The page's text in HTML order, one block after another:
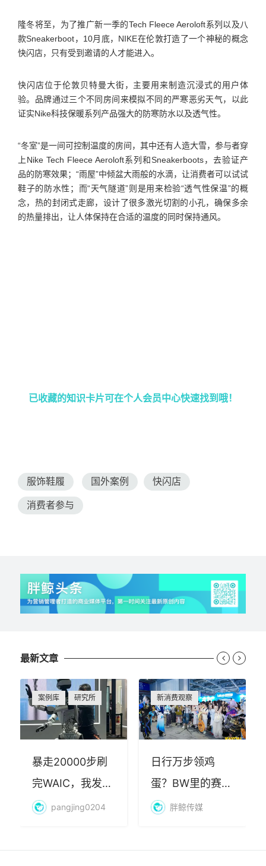
隆冬将至，为了推广新一季的Tech Fleece Aeroloft系列以及八
款Sneakerboot，10月底，NIKE在伦敦打造了一个神秘的概念
快闪店，只有受到邀请的人才能进入。
快闪店位于伦敦贝特曼大街，主要用来制造沉浸式的用户体
验。品牌通过三个不同房间来模拟不同的严寒恶劣天气，以此
证实Nike科技保暖系列产品强大的防寒防水以及透气性。
“冬室”是一间可控制温度的房间，其中还有人造大雪，参与者穿
上Nike Tech Fleece Aeroloft系列 和Sneakerboots，去验证产
品的防寒效果；“雨屋”中倾盆大雨般的水滴，让消费者可以试试
鞋子的防水性；而“天气隧道”则是用来检验“透气性保温”的概
念，热的封闭式走廊，设计了很多激光切割的小孔，确保多余
的热量排出，让人体保持在合适的温度的同时保持通风。
已收藏的知识卡片可在个人会员中心快速找到哦！
服饰鞋履 国外案例 快闪店
消费者参与
最新文章
案例库 研究所
暴走20000步刷
完WAIC，我发现
AI最赚钱的不是
pangjing0204
新消费观察
日行万步领鸡
蛋？BW里的赛博
朝圣，藏着品牌
胖鲸传媒
 